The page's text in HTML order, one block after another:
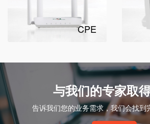
CPE
与我们的专家取
告诉我们您的业务需求，我们会找到